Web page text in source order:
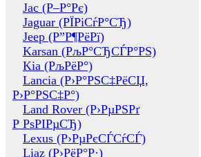
Jac (Р–Р°Рє)
Jaguar (РЇРіСѓР°СЂ)
Jeep (Р”Р¶РёРї)
Karsan (РљР°СЂСЃР°РЅ)
Kia (РљРёР°)
Lancia (Р›Р°РЅС‡РёСЏ,
Р›Р°РЅС‡Р°)
Land Rover (Р›РµРЅРґ
Р РѕРІРµСЂ)
Lexus (Р›РµРєСЃСѓСЃ)
Liaz (Р›РёР°Р·)